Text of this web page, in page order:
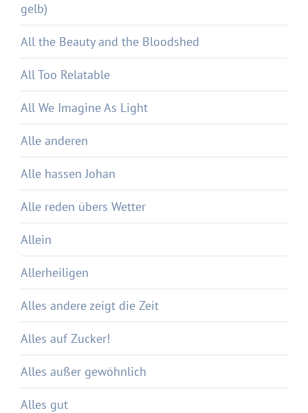
gelb)
All the Beauty and the Bloodshed
All Too Relatable
All We Imagine As Light
Alle anderen
Alle hassen Johan
Alle reden übers Wetter
Allein
Allerheiligen
Alles andere zeigt die Zeit
Alles auf Zucker!
Alles außer gewöhnlich
Alles gut